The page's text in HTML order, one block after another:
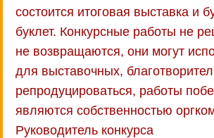
состоится итоговая выставка и
буклет. Конкурсные работы не
не возвращаются, они могут
для выставочных,
репродуцироваться, работы
являются собственностью
Руководитель конкурса